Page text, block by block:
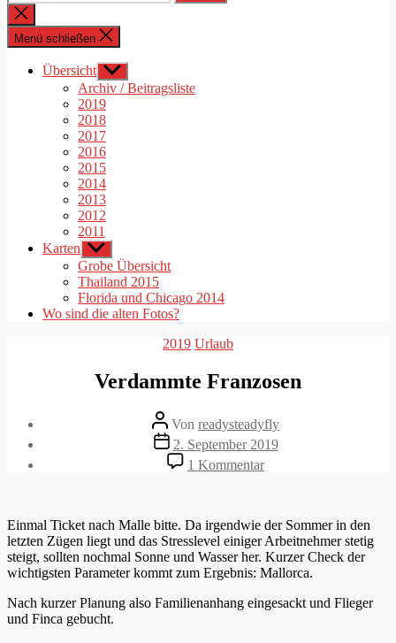
nach:
Suche
schließen
Menü schließen
Übersicht Untermenü
anzeigen
Archiv / Beitragsliste
2019
2018
2017
2016
2015
2014
2013
2012
2011
Karten Untermenü
anzeigen
Grobe Übersicht
Thailand 2015
Florida und Chicago 2014
Wo sind die alten Fotos?
Kategorien
2019 Urlaub
Verdammte Franzosen
Beitragsautor
Von readysteadyfly
Veröffentlichungsdatum
2. September 2019
1 Kommentarzu
Verdammte
Einmal Ticket nach Malle bitte. Da irgendwie der Sommer in den
letzten Zügen liegt und das Stresslevel einiger Arbeitnehmer stetig
steigt, sollten nochmal Sonne und Wasser her. Kurzer Check der
wichtigsten Parameter kommt zum Ergebnis: Mallorca.
Nach kurzer Planung also Familienanhang eingesackt und Flieger
und Finca gebucht.